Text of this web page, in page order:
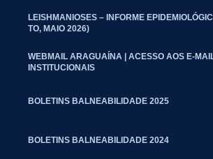
LEISHMANIOSES – INFORME
TO, MAIO 2026)
WEBMAIL ARAGUAÍNA | ACESSO AOS E-
INSTITUCIONAIS
BOLETINS BALNEABILIDADE 2025
BOLETINS BALNEABILIDADE 2024